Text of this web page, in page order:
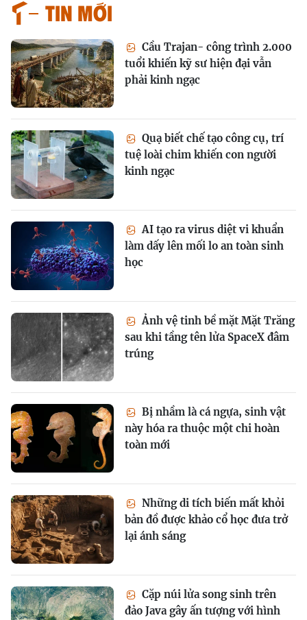
Tin mới
Cầu Trajan- công trình 2.000
tuổi khiến kỹ sư hiện đại vẫn
phải kinh ngạc
Quạ biết chế tạo công cụ, trí
tuệ loài chim khiến con người
kinh ngạc
AI tạo ra virus diệt vi khuẩn
làm dấy lên mối lo an toàn sinh
học
Ảnh vệ tinh bề mặt Mặt Trăng
sau khi tầng tên lửa SpaceX đâm
trúng
Bị nhầm là cá ngựa, sinh vật
này hóa ra thuộc một chi hoàn
toàn mới
Những di tích biến mất khỏi
bản đồ được khảo cổ học đưa trở
lại ánh sáng
Cặp núi lửa song sinh trên
đảo Java gây ấn tượng với hình